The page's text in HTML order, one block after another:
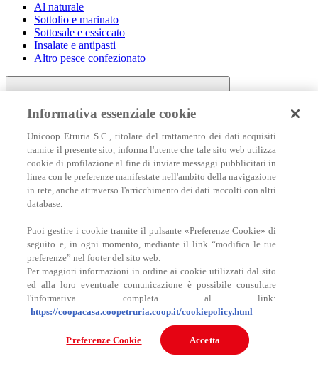
Al naturale
Sottolio e marinato
Sottosale e essiccato
Insalate e antipasti
Altro pesce confezionato
Carne
Carne
Bovino
Informativa essenziale cookie
Unicoop Etruria S.C., titolare del trattamento dei dati acquisiti
tramite il presente sito, informa l'utente che tale sito web utilizza
cookie di profilazione al fine di inviare messaggi pubblicitari in
linea con le preferenze manifestate nell'ambito della navigazione
in rete, anche attraverso l'arricchimento dei dati raccolti con altri
database.
Puoi gestire i cookie tramite il pulsante «Preferenze Cookie» di
seguito e, in ogni momento, mediante il link “modifica le tue
preferenze” nel footer del sito web.
Per maggiori informazioni in ordine ai cookie utilizzati dal sito
ed alla loro eventuale comunicazione è possibile consultare
l'informativa completa al link:
https://coopacasa.coopetruria.coop.it/cookiepolicy.html
Preferenze Cookie Accetta